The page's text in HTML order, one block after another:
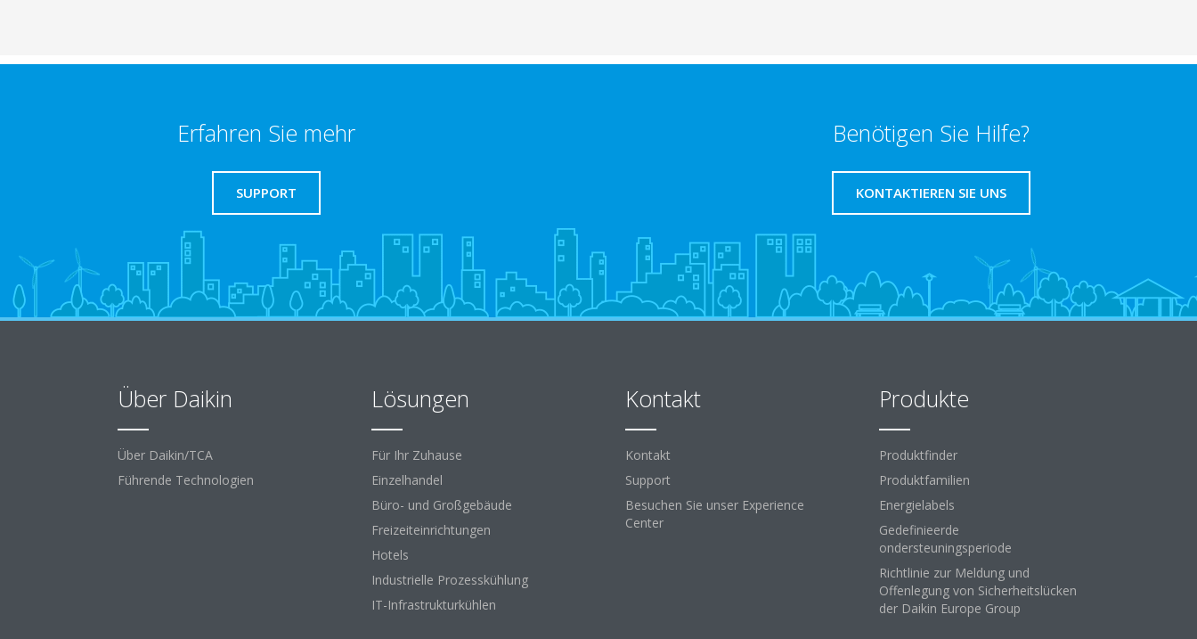
Erfahren Sie mehr
SUPPORT
Benötigen Sie Hilfe?
KONTAKTIEREN SIE UNS
Über Daikin
Über Daikin/TCA
Führende Technologien
Lösungen
Für Ihr Zuhause
Einzelhandel
Büro- und Großgebäude
Freizeiteinrichtungen
Hotels
Industrielle Prozesskühlung
IT-Infrastrukturkühlen
Kontakt
Kontakt
Support
Besuchen Sie unser Experience
Center
Produkte
Produktfinder
Produktfamilien
Energielabels
Gedefinieerde
ondersteuningsperiode
Richtlinie zur Meldung und
Offenlegung von Sicherheitslücken
der Daikin Europe Group